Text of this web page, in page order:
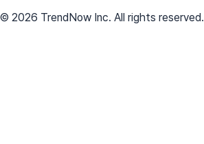
© 2026 TrendNow Inc. All rights reserved.